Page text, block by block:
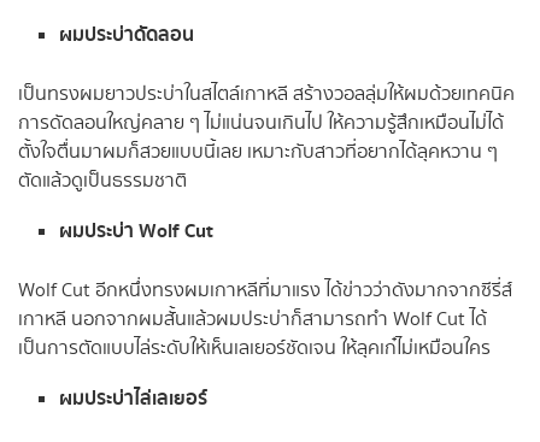
ผมประบ่าดัดลอน
เป็นทรงผมยาวประบ่าในสไตล์เกาหลี สร้างวอลลุ่มให้ผมด้วยเทคนิค
การดัดลอนใหญ่คลาย ๆ ไม่แน่นจนเกินไป ให้ความรู้สึกเหมือนไม่ได้
ตั้งใจตื่นมาผมก็สวยแบบนี้เลย เหมาะกับสาวที่อยากได้ลุคหวาน ๆ
ตัดแล้วดูเป็นธรรมชาติ
ผมประบ่า Wolf Cut
Wolf Cut อีกหนึ่งทรงผมเกาหลีที่มาแรง ได้ข่าวว่าดังมากจากซีรี่ส์
เกาหลี นอกจากผมสั้นแล้วผมประบ่าก็สามารถทำ Wolf Cut ได้
เป็นการตัดแบบไล่ระดับให้เห็นเลเยอร์ชัดเจน ให้ลุคเก๋ไม่เหมือนใคร
ผมประบ่าไล่เลเยอร์